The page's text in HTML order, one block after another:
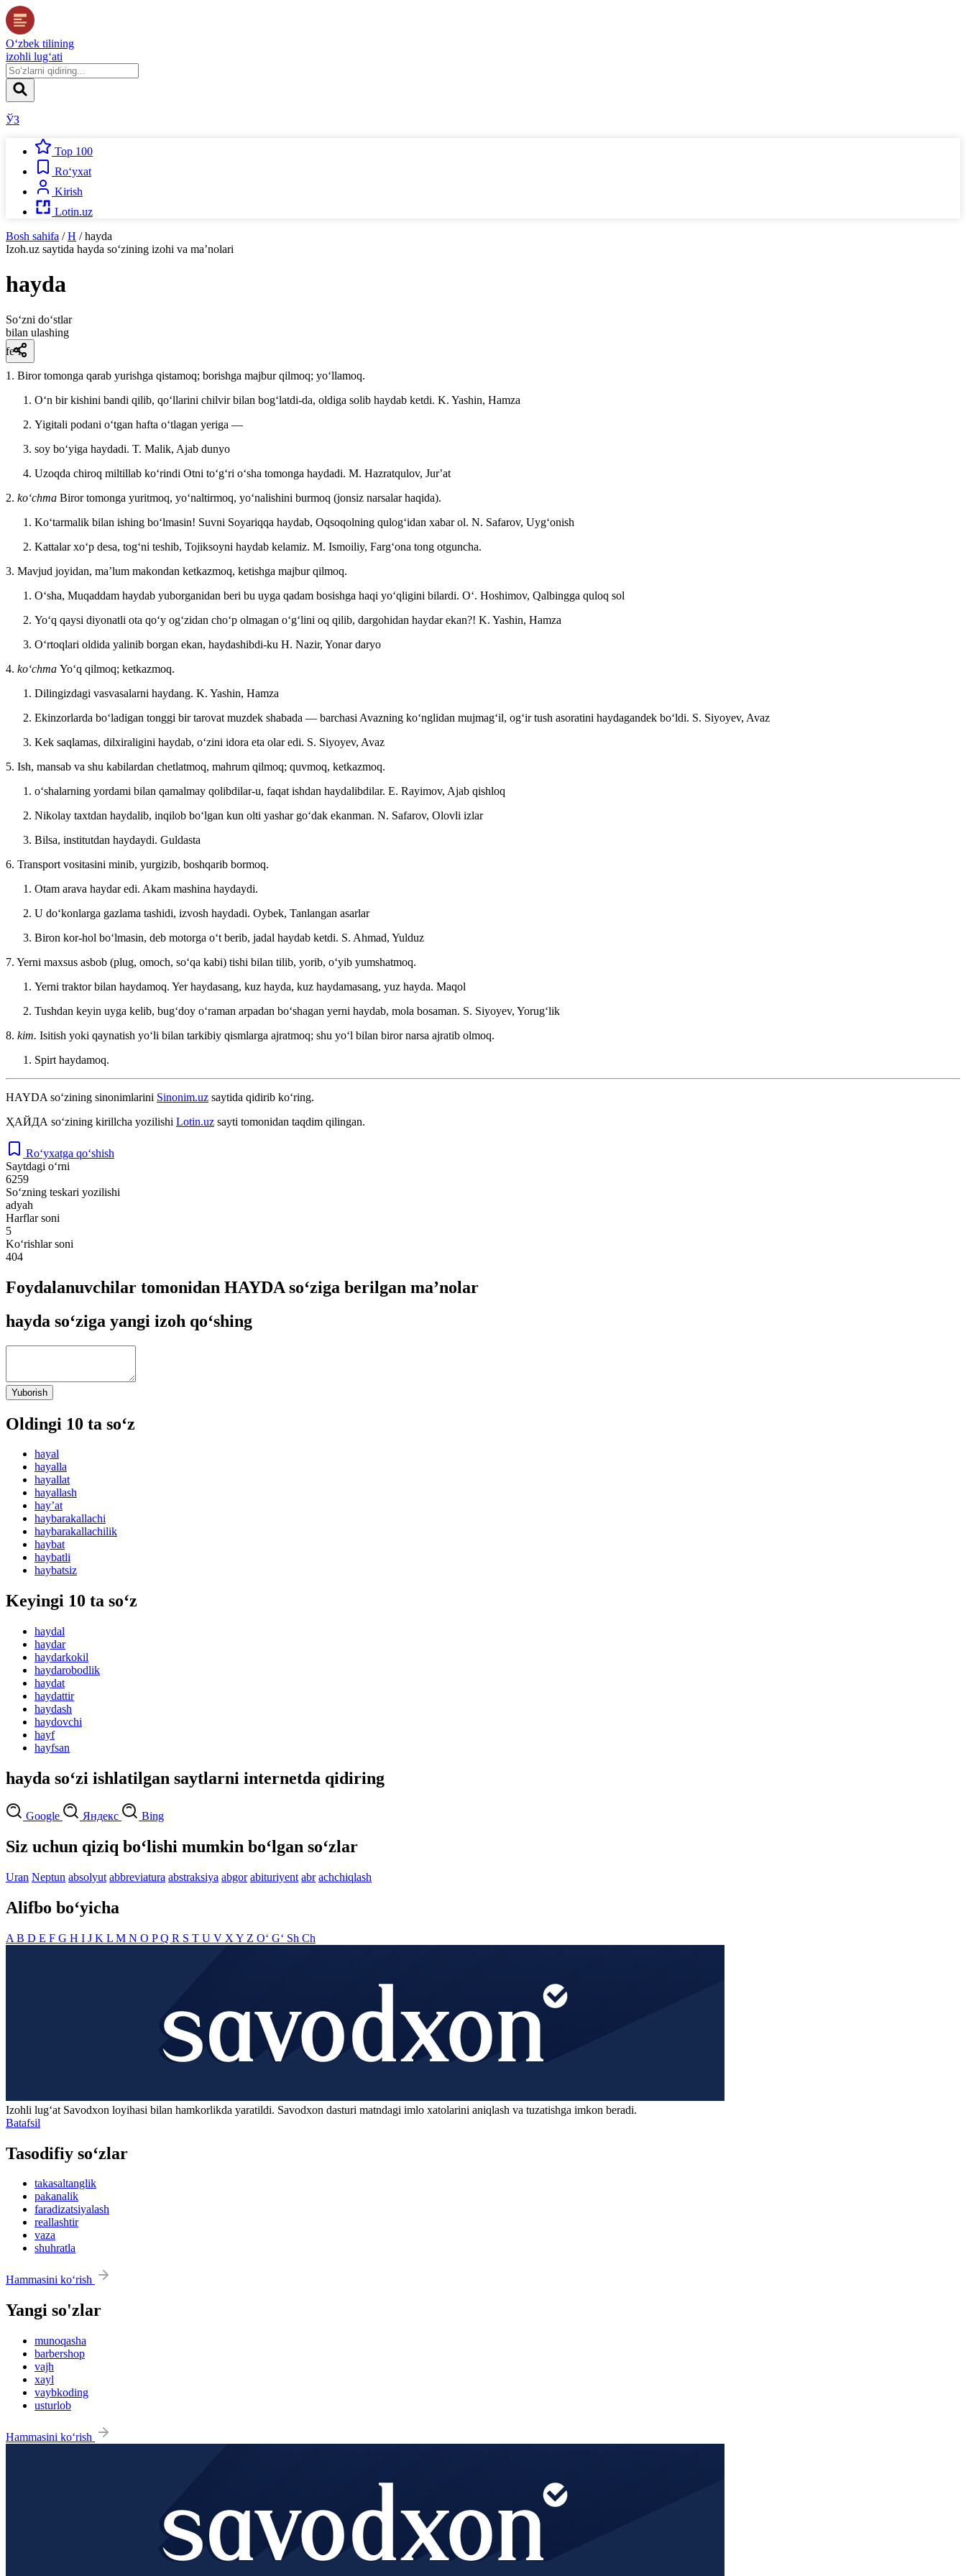
O‘zbek tilining
izohli lug‘ati
ЎЗ
Top 100
Ro‘yxat
Kirish
Lotin.uz
Bosh sahifa / H / hayda
Izoh.uz saytida hayda so‘zining izohi va ma’nolari
hayda
So‘zni do‘stlar
bilan ulashing
fe’l
1. Biror tomonga qarab yurishga qistamoq; borishga majbur qilmoq; yoʻllamoq.
Oʻn bir kishini bandi qilib, qoʻllarini chilvir bilan bogʻlatdi-da, oldiga solib haydab ketdi. K. Yashin, Hamza
Yigitali podani oʻtgan hafta oʻtlagan yeriga —
soy boʻyiga haydadi. T. Malik, Ajab dunyo
Uzoqda chiroq miltillab koʻrindi Otni toʻgʻri oʻsha tomonga haydadi. M. Hazratqulov, Jurʼat
2. koʻchma Biror tomonga yuritmoq, yoʻnaltirmoq, yoʻnalishini burmoq (jonsiz narsalar haqida).
Koʻtarmalik bilan ishing boʻlmasin! Suvni Soyariqqa haydab, Oqsoqolning qulogʻidan xabar ol. N. Safarov, Uygʻonish
Kattalar xoʻp desa, togʻni teshib, Tojiksoyni haydab kelamiz. M. Ismoiliy, Fargʻona tong otguncha.
3. Mavjud joyidan, maʼlum makondan ketkazmoq, ketishga majbur qilmoq.
Oʻsha, Muqaddam haydab yuborganidan beri bu uyga qadam bosishga haqi yoʻqligini bilardi. Oʻ. Hoshimov, Qalbingga quloq sol
Yoʻq qaysi diyonatli ota qoʻy ogʻzidan choʻp olmagan oʻgʻlini oq qilib, dargohidan haydar ekan?! K. Yashin, Hamza
Oʻrtoqlari oldida yalinib borgan ekan, haydashibdi-ku H. Nazir, Yonar daryo
4. koʻchma Yoʻq qilmoq; ketkazmoq.
Dilingizdagi vasvasalarni haydang. K. Yashin, Hamza
Ekinzorlarda boʻladigan tonggi bir tarovat muzdek shabada — barchasi Avazning koʻnglidan mujmagʻil, ogʻir tush asoratini haydagandek boʻldi. S. Siyoyev, Avaz
Kek saqlamas, dilxiraligini haydab, oʻzini idora eta olar edi. S. Siyoyev, Avaz
5. Ish, mansab va shu kabilardan chetlatmoq, mahrum qilmoq; quvmoq, ketkazmoq.
oʻshalarning yordami bilan qamalmay qolibdilar-u, faqat ishdan haydalibdilar. E. Rayimov, Ajab qishloq
Nikolay taxtdan haydalib, inqilob boʻlgan kun olti yashar goʻdak ekanman. N. Safarov, Olovli izlar
Bilsa, institutdan haydaydi. Guldasta
6. Transport vositasini minib, yurgizib, boshqarib bormoq.
Otam arava haydar edi. Akam mashina haydaydi.
U doʻkonlarga gazlama tashidi, izvosh haydadi. Oybek, Tanlangan asarlar
Biron kor-hol boʻlmasin, deb motorga oʻt berib, jadal haydab ketdi. S. Ahmad, Yulduz
7. Yerni maxsus asbob (plug, omoch, soʻqa kabi) tishi bilan tilib, yorib, oʻyib yumshatmoq.
Yerni traktor bilan haydamoq. Yer haydasang, kuz hayda, kuz haydamasang, yuz hayda. Maqol
Tushdan keyin uyga kelib, bugʻdoy oʻraman arpadan boʻshagan yerni haydab, mola bosaman. S. Siyoyev, Yorugʻlik
8. kim. Isitish yoki qaynatish yoʻli bilan tarkibiy qismlarga ajratmoq; shu yoʻl bilan biror narsa ajratib olmoq.
Spirt haydamoq.
HAYDA so‘zining sinonimlarini Sinonim.uz saytida qidirib ko‘ring.
ҲАЙДА so‘zining kirillcha yozilishi Lotin.uz sayti tomonidan taqdim qilingan.
Ro‘yxatga qo‘shish
Saytdagi o‘rni
6259
So‘zning teskari yozilishi
adyah
Harflar soni
5
Ko‘rishlar soni
404
Foydalanuvchilar tomonidan HAYDA so‘ziga berilgan ma’nolar
hayda so‘ziga yangi izoh qo‘shing
Yuborish
Oldingi 10 ta so‘z
hayal
hayalla
hayallat
hayallash
hayʼat
haybarakallachi
haybarakallachilik
haybat
haybatli
haybatsiz
Keyingi 10 ta so‘z
haydal
haydar
haydarkokil
haydarobodlik
haydat
haydattir
haydash
haydovchi
hayf
hayfsan
hayda so‘zi ishlatilgan saytlarni internetda qidiring
Google Яндекс Bing
Siz uchun qiziq bo‘lishi mumkin bo‘lgan so‘zlar
Uran Neptun absolyut abbreviatura abstraksiya abgor abituriyent abr achchiqlash
Alifbo bo‘yicha
A B D E F G H I J K L M N O PQ R S T U V X Y Z O‘ G‘ Sh Ch
Izohli lugʻat Savodxon loyihasi bilan hamkorlikda yaratildi. Savodxon dasturi matndagi imlo xatolarini aniqlash va tuzatishga imkon beradi.
Batafsil
Tasodifiy so‘zlar
takasaltanglik
pakanalik
faradizatsiyalash
reallashtir
vaza
shuhratla
Hammasini ko‘rish
Yangi so'zlar
munoqasha
barbershop
vajh
xayl
vaybkoding
usturlob
Hammasini ko‘rish